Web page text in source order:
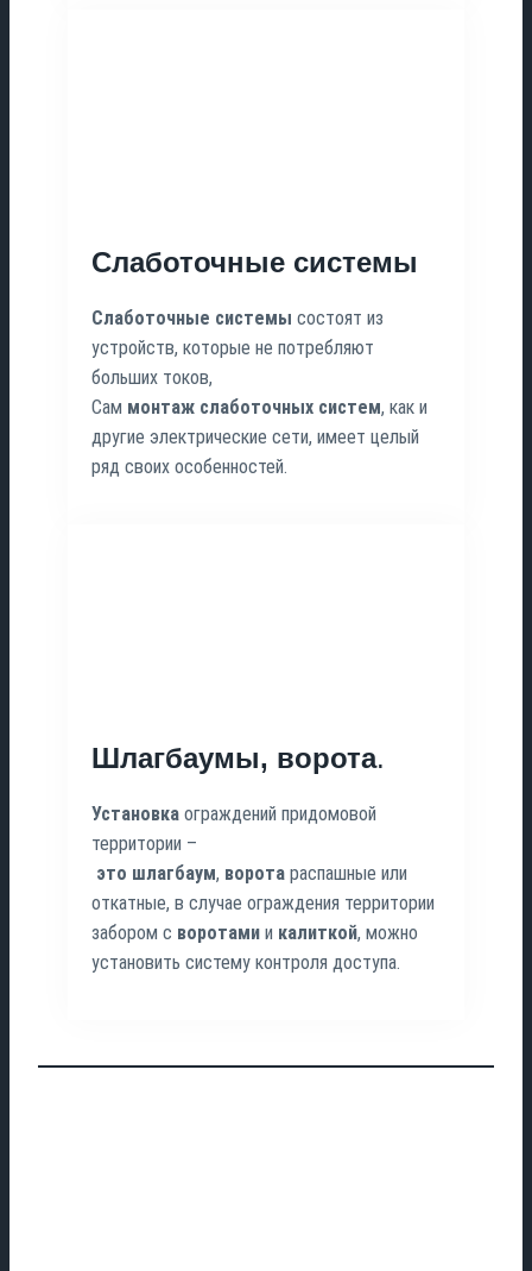
Слаботочные системы
Слаботочные системы состоят из
устройств, которые не потребляют
больших токов,
Сам монтаж слаботочных систем, как и
другие электрические сети, имеет целый
ряд своих особенностей.
Шлагбаумы, ворота.
Установка ограждений придомовой
территории –
это шлагбаум, ворота распашные или
откатные, в случае ограждения территории
забором с воротами и калиткой, можно
установить систему контроля доступа.